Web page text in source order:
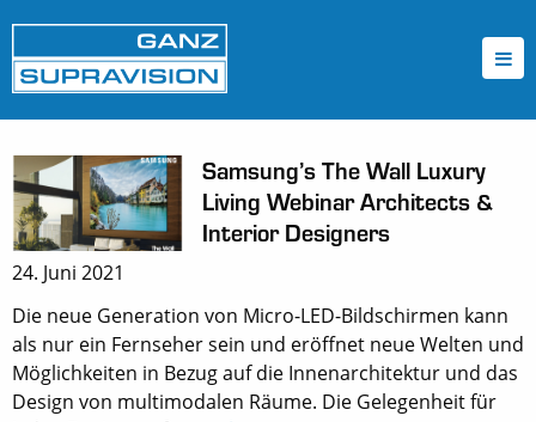
Samsung’s The Wall Luxury
Living Webinar Architects &
Interior Designers
24. Juni 2021
Die neue Generation von Micro-LED-Bildschirmen kann
als nur ein Fernseher sein und eröffnet neue Welten und
Möglichkeiten in Bezug auf die Innenarchitektur und das
Design von multimodalen Räume. Die Gelegenheit für